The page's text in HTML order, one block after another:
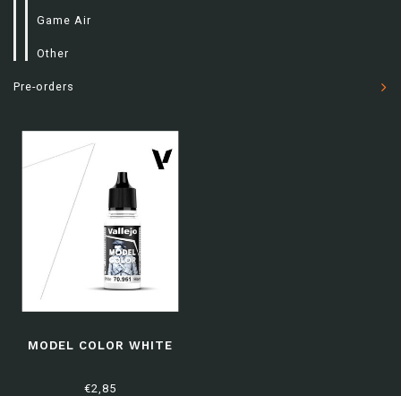
Game Air
Other
Pre-orders
MODEL COLOR WHITE
€2,85